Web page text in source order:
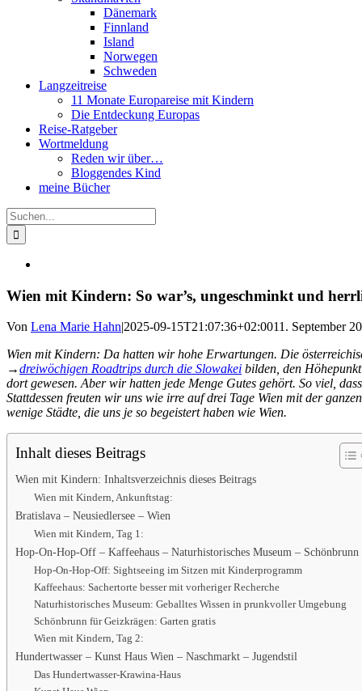
Dänemark
Finnland
Island
Norwegen
Schweden
Langzeitreise
11 Monate Europareise mit Kindern
Die Entdeckung Europas
Reise-Ratgeber
Wortmeldung
Reden wir über…
Bloggendes Kind
meine Bücher
Suche
nach:
Wien mit Kindern: So war’s, ungeschminkt und
Von Lena Marie Hahn|2025-09-15T21:07:36+02:0011. September
Wien mit Kindern: Da hatten wir hohe Erwartungen. Die
→dreiwöchigen Roadtrips durch die Slowakei bilden, den
dort gewesen. Aber wir hatten jede Menge Gutes gehört. So viel,
Stattdessen freuten wir uns wie irre auf drei Tage Wien mit der
wenige Städte, die uns je so begeistert haben wie Wien.
Inhalt dieses Beitrags
Wien mit Kindern: Inhaltsverzeichnis dieses Beitrags
Wien mit Kindern, Ankunftstag:
Bratislava – Neusiedlersee – Wien
Wien mit Kindern, Tag 1:
Hop-On-Hop-Off – Kaffeehaus – Naturhistorisches Museum – Schönbrunn
Hop-On-Hop-Off: Sightseeing im Sitzen mit Kinderprogramm
Kaffeehaus: Sachertorte besser mit vorheriger Recherche
Naturhistorisches Museum: Geballtes Wissen in prunkvoller Umgebung
Schönbrunn für Geizkrägen: Garten gratis
Wien mit Kindern, Tag 2:
Hundertwasser – Kunst Haus Wien – Naschmarkt – Jugendstil
Das Hundertwasser-Krawina-Haus